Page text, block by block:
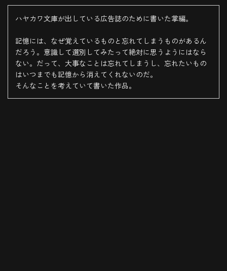
ハヤカワ文庫が出している広告誌のために書いた掌編。
記憶には、なぜ覚えているものと忘れてしまうものがあるん
だろう。意識して選別してみたって絶対に思うようにはなら
ない。だって、大事なことは忘れてしまうし、忘れたいもの
はいつまでも記憶から消えてくれないのだ。
そんなことを考えていて書いた作品。